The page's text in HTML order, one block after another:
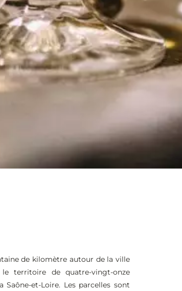
de kilomètre autour de la ville
territoire de quatre-vingt-onze
et-Loire. Les parcelles sont